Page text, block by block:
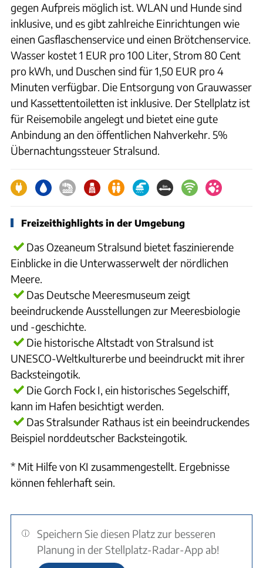
gegen Aufpreis möglich ist. WLAN und Hunde sind
inklusive, und es gibt zahlreiche Einrichtungen wie
einen Gasflaschenservice und einen Brötchenservice.
Wasser kostet 1 EUR pro 100 Liter, Strom 80 Cent
pro kWh, und Duschen sind für 1,50 EUR pro 4
Minuten verfügbar. Die Entsorgung von Grauwasser
und Kassettentoiletten ist inklusive. Der Stellplatz ist
für Reisemobile angelegt und bietet eine gute
Anbindung an den öffentlichen Nahverkehr. 5%
Übernachtungssteuer Stralsund.
Freizeithighlights in der Umgebung
Das Ozeaneum Stralsund bietet faszinierende
Einblicke in die Unterwasserwelt der nördlichen
Meere.
Das Deutsche Meeresmuseum zeigt
beeindruckende Ausstellungen zur Meeresbiologie
und -geschichte.
Die historische Altstadt von Stralsund ist
UNESCO-Weltkulturerbe und beeindruckt mit ihrer
Backsteingotik.
Die Gorch Fock I, ein historisches Segelschiff,
kann im Hafen besichtigt werden.
Das Stralsunder Rathaus ist ein beeindruckendes
Beispiel norddeutscher Backsteingotik.
* Mit Hilfe von KI zusammengestellt. Ergebnisse
können fehlerhaft sein.
Speichern Sie diesen Platz zur besseren
Planung in der Stellplatz-Radar-App ab!